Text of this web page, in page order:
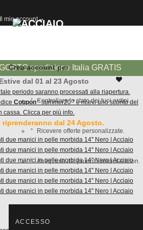
Il mio account
Crea account per
Controllare lo stato dei tuoi ordini.
Ricevere offerte personalizzate.
Anteprima dei prodotti limited edition.
ACCESSO
spedizione Italia GRATIS
dal 01 al 23 Agosto
periodo saranno processati alla riapertura.
Coupon" summer20 " e ricevi uno sconto del
cassa. Clicca per più info.
dal 24 Agosto.